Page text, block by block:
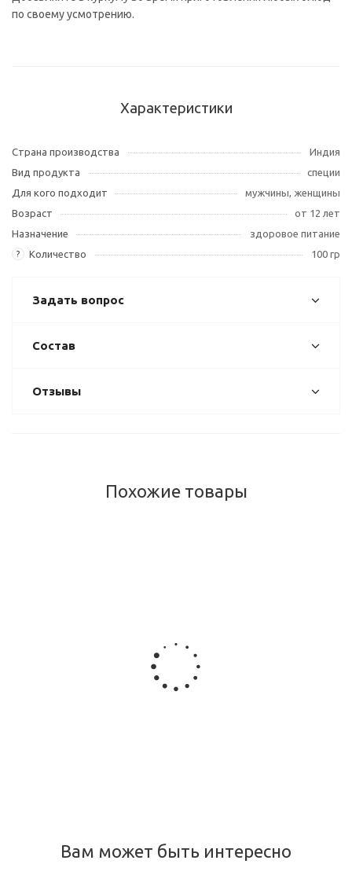
по своему усмотрению.
Характеристики
Страна производства
Индия
Вид продукта
специи
Для кого подходит
мужчины, женщины
Возраст
от 12 лет
Назначение
здоровое питание
? Количество 100 гр
Задать вопрос
Состав
Отзывы
Похожие товары
Вам может быть интересно